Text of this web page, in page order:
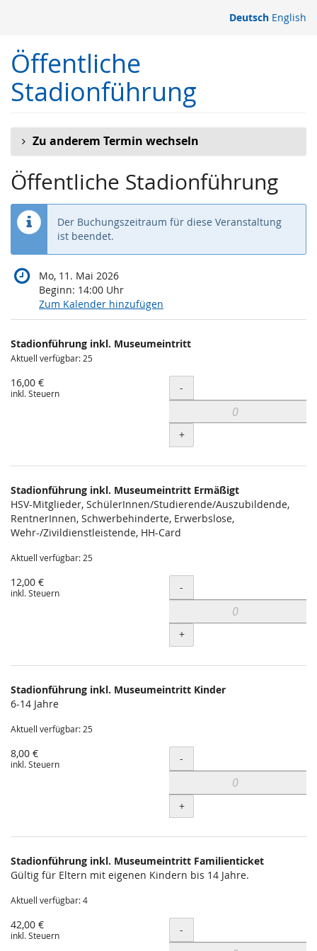
springen
Deutsch English
Öffentliche
Stadionführung
Zu anderem Termin wechseln
Öffentliche Stadionführung
Der Buchungszeitraum für diese Veranstaltung
ist beendet.
Mo, 11. Mai 2026
Beginn: 14:00 Uhr
Zum Kalender hinzufügen
Produkte
Unkategorisierte
Produkte
Stadionführung inkl. Museumeintritt
Aktuell verfügbar: 25
16,00 €
inkl. Steuern Menge
-
+
Stadionführung inkl. Museumeintritt Ermäßigt
HSV-Mitglieder, SchülerInnen/Studierende/Auszubildende,
RentnerInnen, Schwerbehinderte, Erwerbslose,
Wehr-/Zivildienstleistende, HH-Card
Aktuell verfügbar: 25
12,00 €
inkl. Steuern Menge
-
+
Stadionführung inkl. Museumeintritt Kinder
6-14 Jahre
Aktuell verfügbar: 25
8,00 €
inkl. Steuern Menge
-
+
Stadionführung inkl. Museumeintritt Familienticket
Gültig für Eltern mit eigenen Kindern bis 14 Jahre.
Aktuell verfügbar: 4
42,00 €
inkl. Steuern Menge
-